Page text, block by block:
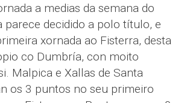
a medias da semana do
parece decidido a polo título, e
xornada ao Fisterra, desta
co Dumbría, con moito
Malpica e Xallas de Santa
os 3 puntos no seu primeiro